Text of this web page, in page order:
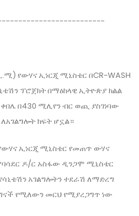
የውሃና ኢነርጂ ሚኒስቴር በCR-WASH
ፕሮጀክት በማዕከላዊ ኢትዮጵያ ክልል
በ430 ሚሊየን ብር ወጪ ያስገነባው
ክፍት ሆኗል።
ኢነርጂ ሚኒስቴር የመጠጥ ውሃና
ዶ/ር አስፋው ዲንጋሞ ሚኒስቴር
አገልግሎትን ተደራሽ ለማድረግ
የሚለውን መርህ የሚያረጋግጥ ነው